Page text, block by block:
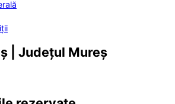
| Județul Mureș